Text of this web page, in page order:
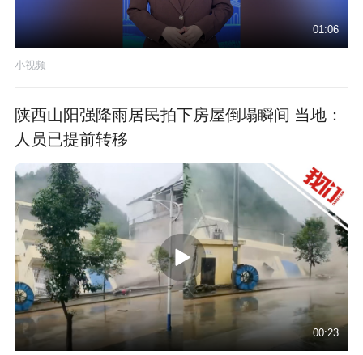
01:06
小视频
陕西山阳强降雨居民拍下房屋倒塌瞬间 当地：
人员已提前转移
00:23